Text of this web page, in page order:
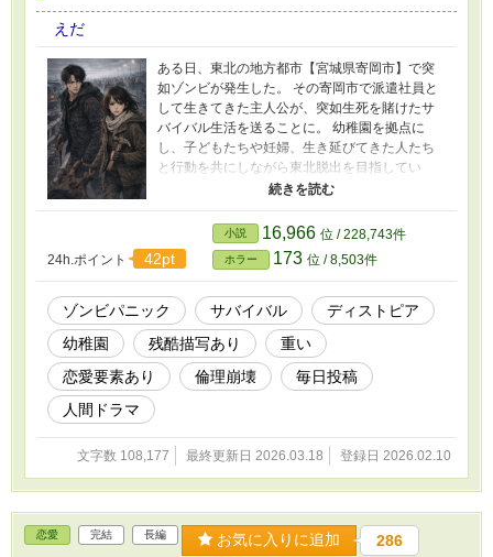
えだ
ある日、東北の地方都市【宮城県寄岡市】で突
如ゾンビが発生した。 その寄岡市で派遣社員と
して生きてきた主人公が、突如生死を賭けたサ
バイバル生活を送ることに。 幼稚園を拠点に
し、子どもたちや妊婦、生き延びてきた人たち
と行動を共にしながら東北脱出を目指してい
く。 生者を貪る死者たちに怯える中、彼女たち
を失った世界で、それぞれの正しさが暴走す
る。 “安全圏”の人間たちの恐怖心がやがて刃と
なった時、主人公の内側は静かに変質してい
く。 ーーーそれでも世界は残酷で、美しい。 こ
れは死者が蔓延る世界で、人の倫理が少しずつ
崩れていく終末の記録。 そして、わずかな希望
へと続く第一部。 ※残酷描写・暴力表現・倫理
的に厳しい描写が含まれます。苦手な方はご注
意ください。 ※寄岡市をはじめとする地名は作
24h.ポイント 42pt
小説 16,966 位 / 228,743件
ホラー 173 位 / 8,503件
ゾンビパニック サバイバル
ディストピア
幼稚園
残酷描写あり
重い
恋愛要素あり
倫理崩壊
毎日投稿
人間ドラマ
文字数 108,177 最終更新日 2026.03.18 登録日 2026.02.10
恋愛 完結 長編 お気に入りに追加 286